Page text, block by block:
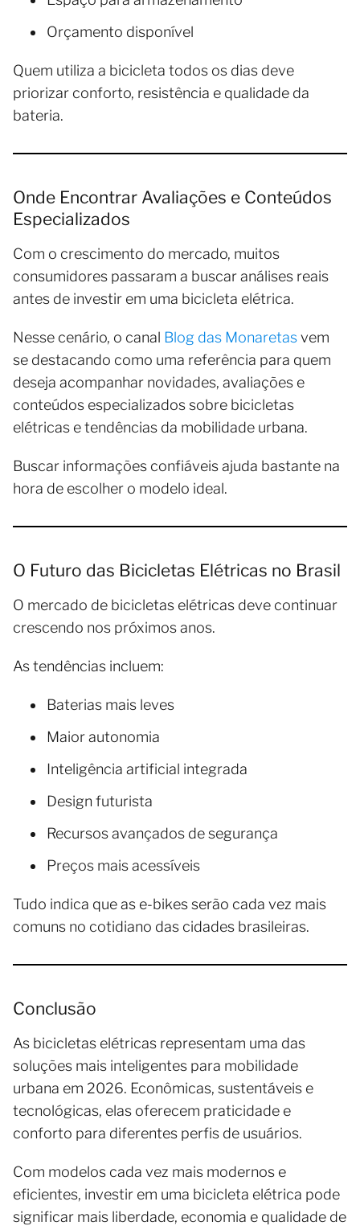
Orçamento disponível
Quem utiliza a bicicleta todos os dias deve
priorizar conforto, resistência e qualidade da
bateria.
Onde Encontrar Avaliações e Conteúdos
Especializados
Com o crescimento do mercado, muitos
consumidores passaram a buscar análises reais
antes de investir em uma bicicleta elétrica.
Nesse cenário, o canal Blog das Monaretasvem
se destacando como uma referência para quem
deseja acompanhar novidades, avaliações e
conteúdos especializados sobre bicicletas
elétricas e tendências da mobilidade urbana.
Buscar informações confiáveis ajuda bastante na
hora de escolher o modelo ideal.
O Futuro das Bicicletas Elétricas no Brasil
O mercado de bicicletas elétricas deve continuar
crescendo nos próximos anos.
As tendências incluem:
Baterias mais leves
Maior autonomia
Inteligência artificial integrada
Design futurista
Recursos avançados de segurança
Preços mais acessíveis
Tudo indica que as e-bikes serão cada vez mais
comuns no cotidiano das cidades brasileiras.
Conclusão
As bicicletas elétricas representam uma das
soluções mais inteligentes para mobilidade
urbana em 2026. Econômicas, sustentáveis e
tecnológicas, elas oferecem praticidade e
conforto para diferentes perfis de usuários.
Com modelos cada vez mais modernos e
eficientes, investir em uma bicicleta elétrica pode
significar mais liberdade, economia e qualidade de